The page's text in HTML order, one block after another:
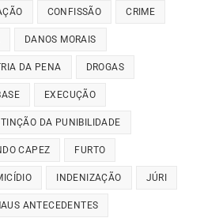
CONFISSÃO CRIME
DANOS MORAIS
DA PENA DROGAS
EXECUÇÃO
DA PUNIBILIDADE
CAPEZ FURTO
INDENIZAÇÃO JÚRI
ANTECEDENTES